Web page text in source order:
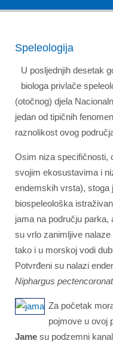
Speleologija
U posljednjih desetak
biologa privlače
(otočnog) djela
jedan od tipičnih
raznolikost ovog
Osim niza specifičnosti,
svojim ekosustavima i
endemskih vrsta), stoga
biospeleološka
jama na području
su vrlo zanimljive
tako i u morskoj vodi
Potvrđeni su nalazi
Niphargus
Za početak
pojmove u ovoj
Jame su podzemni